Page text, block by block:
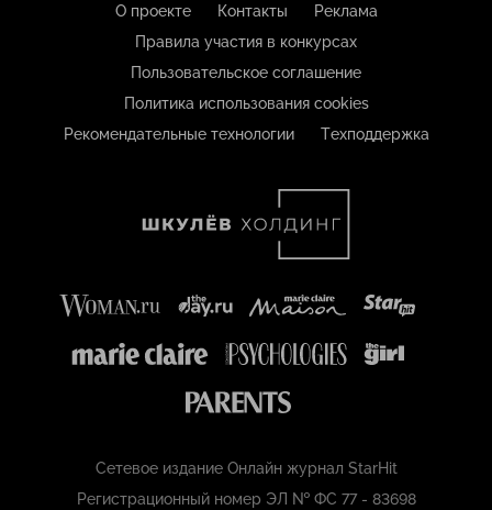
О проекте Контакты
Реклама
Правила участия в конкурсах
Пользовательское соглашение
Политика использования cookies
Рекомендательные технологии
Техподдержка
Сетевое издание Онлайн журнал StarHit
Регистрационный номер ЭЛ № ФС 77 - 83698